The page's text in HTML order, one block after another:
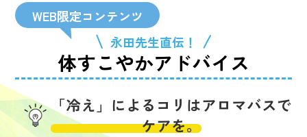
WEB限定コンテンツ
永田先生直伝！
体すこやかアドバイス
「冷え」によるコリはアロマバスで
ケアを。